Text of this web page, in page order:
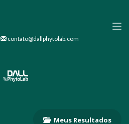
contato@dallphytolab.com
Meus Resultados